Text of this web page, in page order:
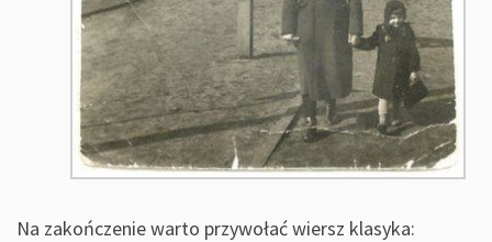
Na zakończenie warto przywołać wiersz klasyka: